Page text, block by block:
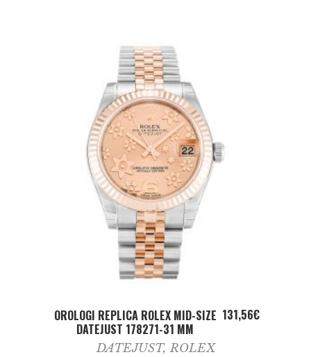
ADD TO CART
OROLOGI REPLICA ROLEX MID-SIZE
DATEJUST 178271-31 MM
131,56€
DATEJUST, ROLEX